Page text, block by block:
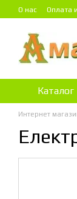
Перейти к
О нас Оплата
Каталог
Интернет